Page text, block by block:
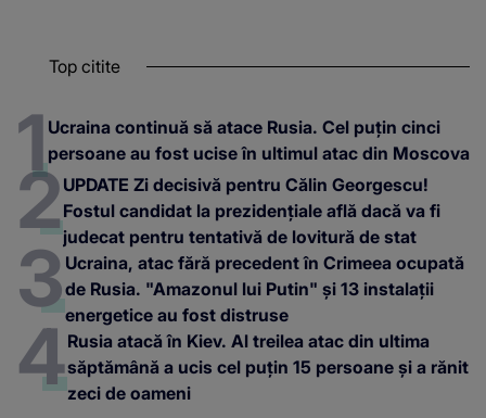
Top citite
Ucraina continuă să atace Rusia. Cel puțin cinci
persoane au fost ucise în ultimul atac din Moscova
UPDATE Zi decisivă pentru Călin Georgescu!
Fostul candidat la prezidențiale află dacă va fi
judecat pentru tentativă de lovitură de stat
Ucraina, atac fără precedent în Crimeea ocupată
de Rusia. "Amazonul lui Putin" și 13 instalații
energetice au fost distruse
Rusia atacă în Kiev. Al treilea atac din ultima
săptămână a ucis cel puțin 15 persoane și a rănit
zeci de oameni